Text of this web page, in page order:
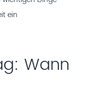
ein
Wann